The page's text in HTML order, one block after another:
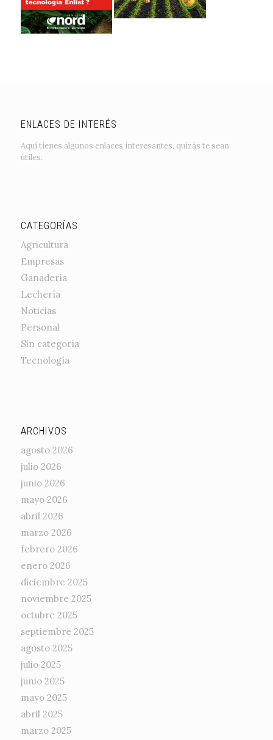
ENLACES DE INTERÉS
Aquí tienes algunos enlaces interesantes, quizás te sean
útiles.
CATEGORÍAS
Agricultura
Empresas
Ganadería
Lechería
Noticias
Personal
Sin categoría
Tecnología
ARCHIVOS
agosto 2026
julio 2026
junio 2026
mayo 2026
abril 2026
marzo 2026
febrero 2026
enero 2026
diciembre 2025
noviembre 2025
octubre 2025
septiembre 2025
agosto 2025
julio 2025
junio 2025
mayo 2025
abril 2025
marzo 2025